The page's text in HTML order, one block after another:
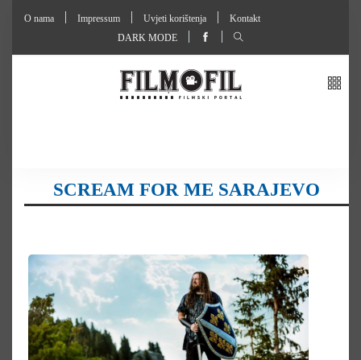
O nama Impressum Uvjeti korištenja
Kontakt
DARK MODE
SCREAM FOR ME SARAJEVO